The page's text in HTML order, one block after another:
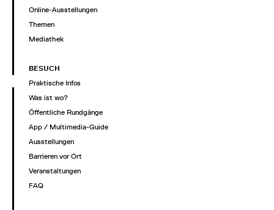
Online-Ausstellungen
Themen
Mediathek
BESUCH
Praktische Infos
Was ist wo?
Öffentliche Rundgänge
App / Multimedia-Guide
Ausstellungen
Barrieren vor Ort
Veranstaltungen
FAQ